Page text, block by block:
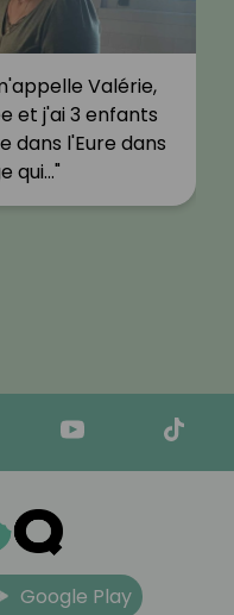
Valérie,
et j'ai 3 enfants
dans l'Eure dans
qui…"
Google Play